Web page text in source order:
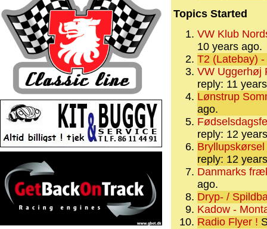
Topics Started
VW Klub
10 years ago.
T2 (Latebay)
VW Uggerhøj
reply: 11
Lønstrup
ago.
reply: 12
reply: 12
Danmarks
ago.
Dryp- /
Kadow -
Radio Flyer !